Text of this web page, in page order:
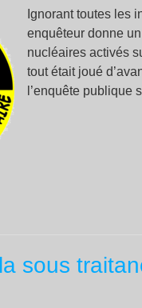
Ignorant toutes les
enquêteur donne
nucléaires activés
tout était joué
l’enquête publique
sous